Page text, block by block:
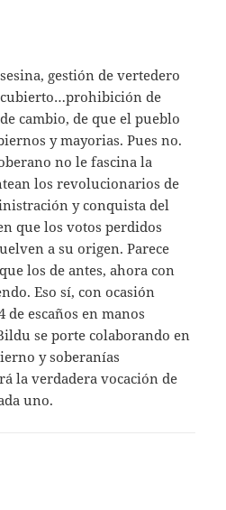
gestión de vertedero
de
cambio, de que el pueblo
y mayorias. Pues no.
no le fascina la
los revolucionarios de
y conquista del
que los votos perdidos
a su origen. Parece
los de antes, ahora con
Eso sí, con ocasión
de escaños en manos
se porte colaborando en
y soberanías
la verdadera vocación de
uno.